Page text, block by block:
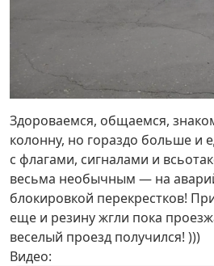
Здороваемся, общаемся,
колонну, но гораздо больше и
с флагами, сигналами и
весьма необычным — на
блокировкой перекрестков!
еще и резину жгли пока
веселый проезд получился! )))
Видео: